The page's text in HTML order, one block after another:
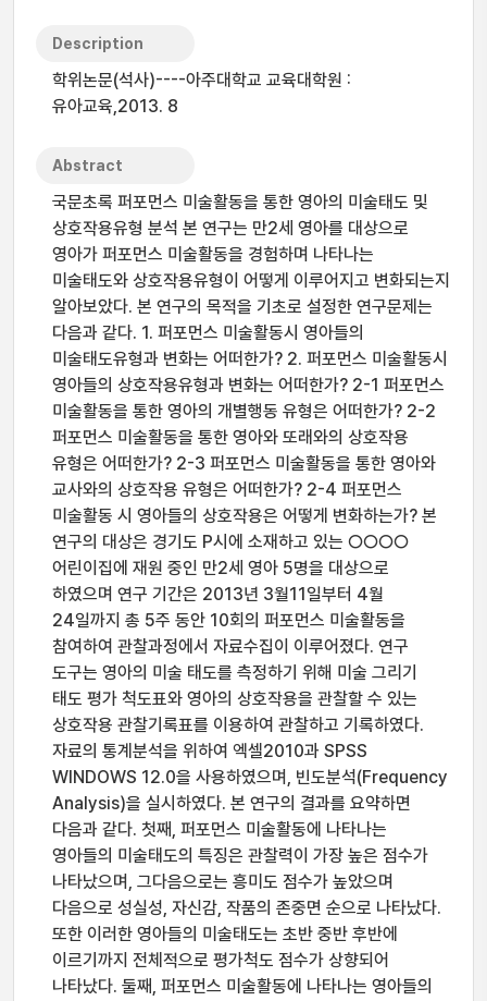
Description
학위논문(석사)----아주대학교 교육대학원 :
유아교육,2013. 8
Abstract
국문초록 퍼포먼스 미술활동을 통한 영아의 미술태도 및
상호작용유형 분석 본 연구는 만2세 영아를 대상으로
영아가 퍼포먼스 미술활동을 경험하며 나타나는
미술태도와 상호작용유형이 어떻게 이루어지고 변화되는지
알아보았다. 본 연구의 목적을 기초로 설정한 연구문제는
다음과 같다. 1. 퍼포먼스 미술활동시 영아들의
미술태도유형과 변화는 어떠한가? 2. 퍼포먼스 미술활동시
영아들의 상호작용유형과 변화는 어떠한가? 2-1 퍼포먼스
미술활동을 통한 영아의 개별행동 유형은 어떠한가? 2-2
퍼포먼스 미술활동을 통한 영아와 또래와의 상호작용
유형은 어떠한가? 2-3 퍼포먼스 미술활동을 통한 영아와
교사와의 상호작용 유형은 어떠한가? 2-4 퍼포먼스
미술활동 시 영아들의 상호작용은 어떻게 변화하는가? 본
연구의 대상은 경기도 P시에 소재하고 있는 ○○○○
어린이집에 재원 중인 만2세 영아 5명을 대상으로
하였으며 연구 기간은 2013년 3월11일부터 4월
24일까지 총 5주 동안 10회의 퍼포먼스 미술활동을
참여하여 관찰과정에서 자료수집이 이루어졌다. 연구
도구는 영아의 미술 태도를 측정하기 위해 미술 그리기
태도 평가 척도표와 영아의 상호작용을 관찰할 수 있는
상호작용 관찰기록표를 이용하여 관찰하고 기록하였다.
자료의 통계분석을 위하여 엑셀2010과 SPSS
WINDOWS 12.0을 사용하였으며, 빈도분석(Frequency
Analysis)을 실시하였다. 본 연구의 결과를 요약하면
다음과 같다. 첫째, 퍼포먼스 미술활동에 나타나는
영아들의 미술태도의 특징은 관찰력이 가장 높은 점수가
나타났으며, 그다음으로는 흥미도 점수가 높았으며
다음으로 성실성, 자신감, 작품의 존중면 순으로 나타났다.
또한 이러한 영아들의 미술태도는 초반 중반 후반에
이르기까지 전체적으로 평가척도 점수가 상향되어
나타났다. 둘째, 퍼포먼스 미술활동에 나타나는 영아들의